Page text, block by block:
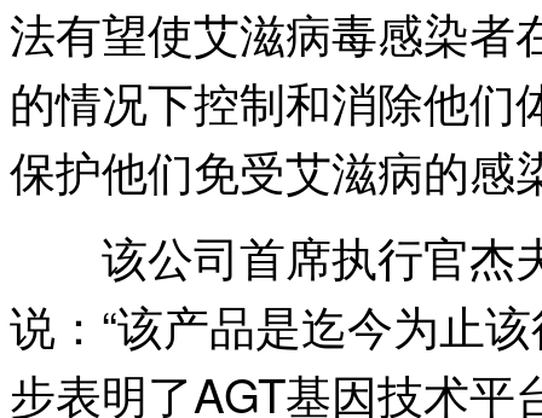
法有望使艾滋病毒感染者
的情况下控制和消除他们
保护他们免受艾滋病的感
该公司首席执行官杰
说：“该产品是迄今为止
步表明了AGT基因技术